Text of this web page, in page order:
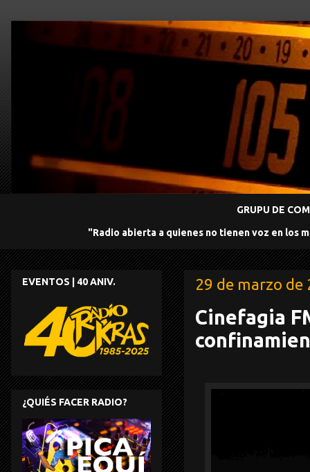
GRUPU DE
"Radio abierta a quienes no tienen voz en los
29 de marzo de
Cinefagia
EVENTOS | 40 ANIV.
¿QUIÉS FACER RADIO?